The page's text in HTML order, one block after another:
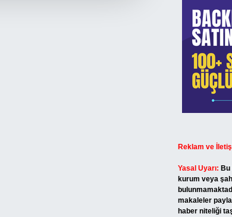
Reklam ve
Yasal Uyarı:
kurum veya
makaleler
haber niteliği